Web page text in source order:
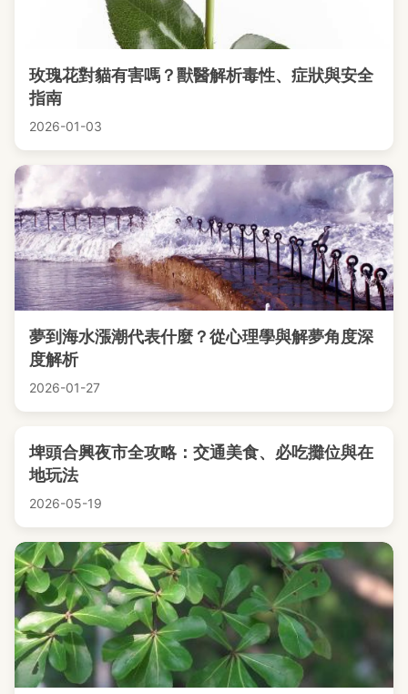
玫瑰花對貓有害嗎？獸醫解析毒性、症狀與安全
指南
2026-01-03
夢到海水漲潮代表什麼？從心理學與解夢角度深
度解析
2026-01-27
埤頭合興夜市全攻略：交通美食、必吃攤位與在
地玩法
2026-05-19